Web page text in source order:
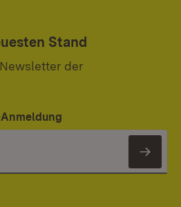
Stand
der